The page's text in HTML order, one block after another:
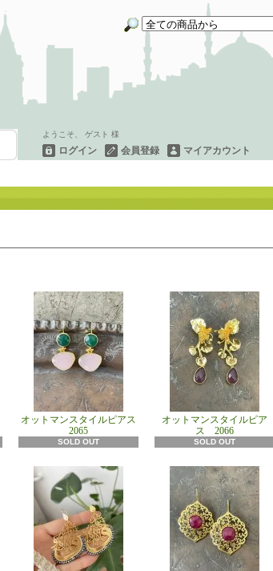
ようこそ、 ゲスト 様
ログイン 会員登録 マイアカウント
オットマンスタイルピアス
2065
SOLD OUT
オットマンスタイルピア
ス 2066
SOLD OUT